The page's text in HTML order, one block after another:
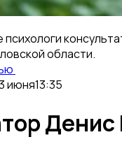
психологи
области.
июня13:35